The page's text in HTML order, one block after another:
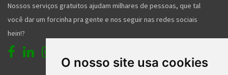
O nosso site usa cookies
Nossos serviços gratuitos ajudam milhares de pessoas, que tal
você dar um forcinha pra gente e nos seguir nas redes sociais
hein!?